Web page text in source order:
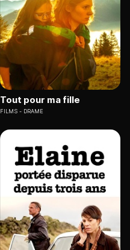
Tout pour ma fille
FILMS DRAME